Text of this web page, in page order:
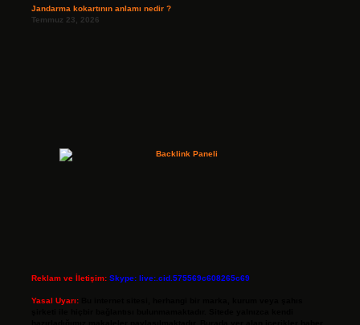
Jandarma kokartının anlamı nedir ?
Temmuz 23, 2026
Reklam ve İletişim: Skype: live:.cid.575569c608265c69
Yasal Uyarı: